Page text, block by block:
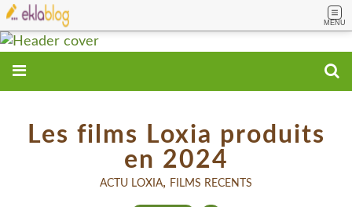
MENU
Les films Loxia produits
en 2024
ACTU LOXIA, FILMS RECENTS